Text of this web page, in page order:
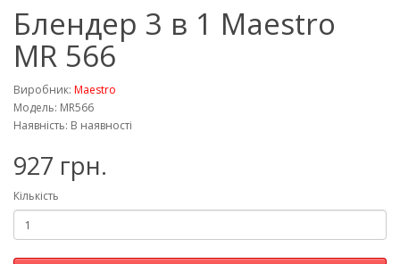
Блендер 3 в 1 Maestro
MR 566
Виробник: Maestro
Модель: MR566
Наявність: В наявності
927 грн.
Кількість